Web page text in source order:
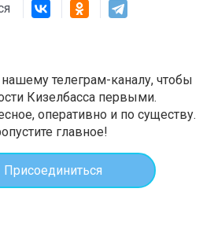
телеграм-каналу, чтобы
Кизелбасса первыми.
оперативно и по существу.
главное!
Присоединиться